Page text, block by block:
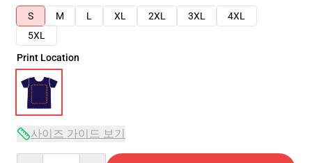
S
M L XL 2XL 3XL
4XL
5XL
Print Location
사이즈 가이드 보기